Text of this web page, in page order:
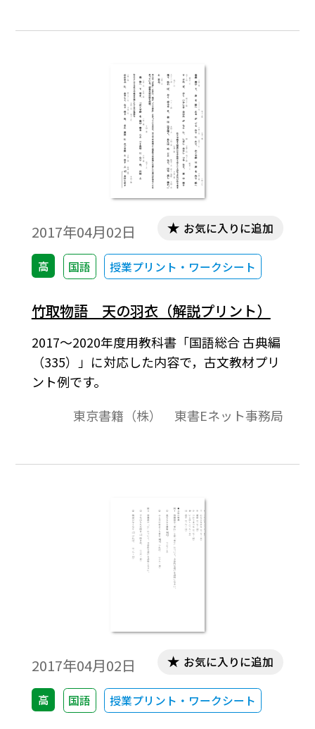
2017年04月02日
高 国語 授業プリント・ワークシート
お気に入りに追加
竹取物語 天の羽衣（解説プリント）
2017～2020年度用教科書「国語総合 古典編
（335）」に対応した内容で，古文教材プリ
ント例です。
東京書籍（株） 東書Eネット事務局
2017年04月02日
高 国語 授業プリント・ワークシート
お気に入りに追加